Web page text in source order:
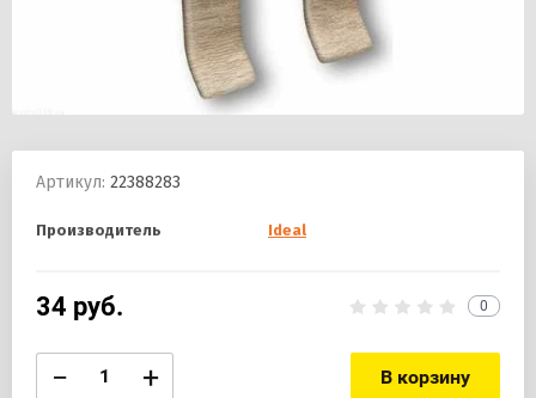
Артикул: 22388283
Производитель Ideal
34 руб. 0
− + В корзину